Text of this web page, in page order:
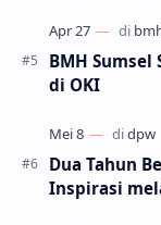
BMH
di OKI
Dua Tahun
Inspirasi